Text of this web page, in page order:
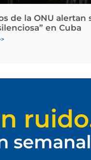
de la ONU alertan
en Cuba
semanal